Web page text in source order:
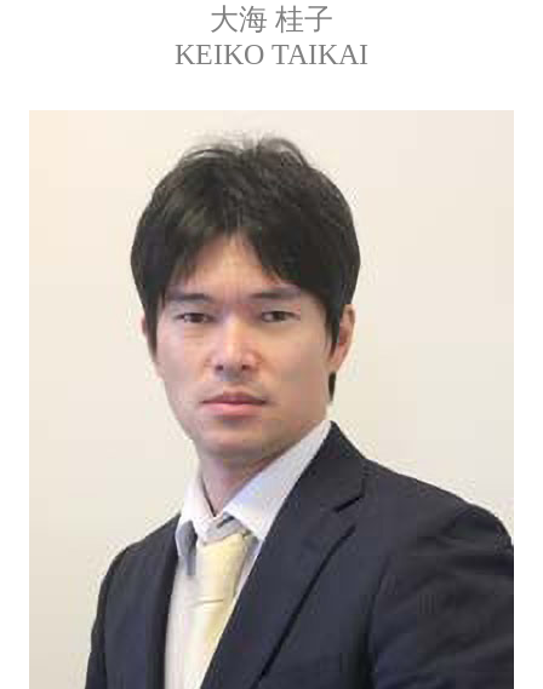
大海 桂子
KEIKO TAIKAI